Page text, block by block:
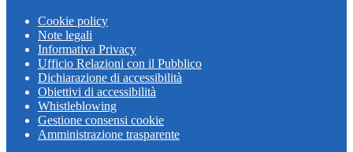
Cookie policy
Note legali
Informativa Privacy
Ufficio Relazioni con il Pubblico
Dichiarazione di accessibilità
Obiettivi di accessibilità
Whistleblowing
Gestione consensi cookie
Amministrazione trasparente